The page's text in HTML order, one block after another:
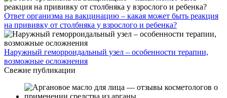
Ответ организма на вакцинацию – какая может быть реакция
на прививку от столбняка у взрослого и ребенка?
Наружный геморроидальный узел – особенности терапии,
возможные осложнения
Свежие публикации